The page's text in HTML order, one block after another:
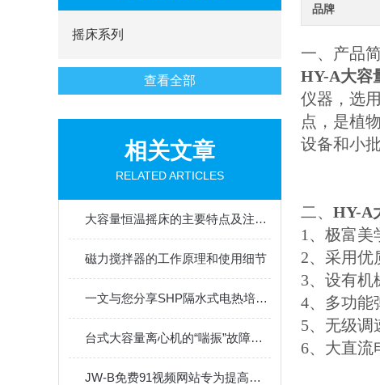
摇床系列
查看全部
相关文章
RELATED ARTICLES
大容量恒温摇床的主要特点及注意事项
磁力搅拌器的工作原理和使用细节
一文与您分享SHP隔水式电热培养箱的正确使用步骤
台式大容量离心机的“喘振”故障分析
JW-B免费91视频网站专为提高萃取净化效率而设计
品牌
一、产品
HY-A大容
仪器，选
点，是植
设备和小
二、 HY-A
1、极富美
2、采用优
3、设有机
4、多功能
5、无级调
6、大直流